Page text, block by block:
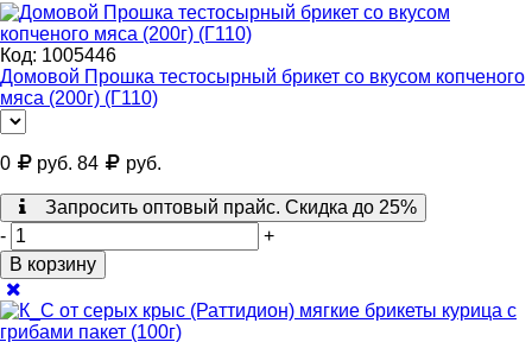
Код: 1005446
Домовой Прошка тестосырный брикет со вкусом копченого
мяса (200г) (Г110)
0 руб. 84 руб.
Запросить оптовый прайс. Скидка до 25%
-
+
В корзину